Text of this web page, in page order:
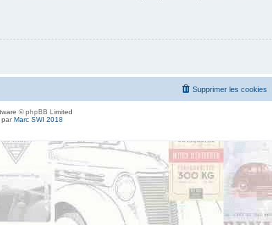
Supprimer les cookies
© phpBB Limited
Marc SWI 2018